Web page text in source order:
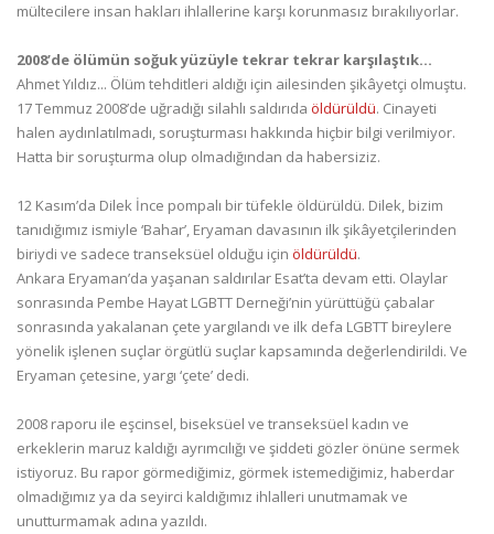
mültecilere insan hakları ihlallerine karşı korunmasız bırakılıyorlar.
2008’de ölümün soğuk yüzüyle tekrar tekrar karşılaştık…
Ahmet Yıldız... Ölüm tehditleri aldığı için ailesinden şikâyetçi olmuştu.
17 Temmuz 2008’de uğradığı silahlı saldırıda öldürüldü. Cinayeti
halen aydınlatılmadı, soruşturması hakkında hiçbir bilgi verilmiyor.
Hatta bir soruşturma olup olmadığından da habersiziz.
12 Kasım’da Dilek İnce pompalı bir tüfekle öldürüldü. Dilek, bizim
tanıdığımız ismiyle ‘Bahar’, Eryaman davasının ilk şikâyetçilerinden
biriydi ve sadece transeksüel olduğu için öldürüldü.
Ankara Eryaman’da yaşanan saldırılar Esat’ta devam etti. Olaylar
sonrasında Pembe Hayat LGBTT Derneği’nin yürüttüğü çabalar
sonrasında yakalanan çete yargılandı ve ilk defa LGBTT bireylere
yönelik işlenen suçlar örgütlü suçlar kapsamında değerlendirildi. Ve
Eryaman çetesine, yargı ‘çete’ dedi.
2008 raporu ile eşcinsel, biseksüel ve transeksüel kadın ve
erkeklerin maruz kaldığı ayrımcılığı ve şiddeti gözler önüne sermek
istiyoruz. Bu rapor görmediğimiz, görmek istemediğimiz, haberdar
olmadığımız ya da seyirci kaldığımız ihlalleri unutmamak ve
unutturmamak adına yazıldı.